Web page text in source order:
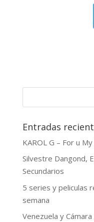
Entradas
KAROL G – For u
Silvestre Dangond,
Secundarios
5 series y peliculas
semana
Venezuela y